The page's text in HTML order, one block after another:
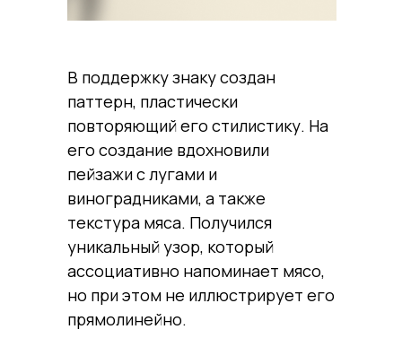
В поддержку знаку создан
паттерн, пластически
повторяющий его стилистику. На
его создание вдохновили
пейзажи с лугами и
виноградниками, а также
текстура мяса. Получился
уникальный узор, который
ассоциативно напоминает мясо,
но при этом не иллюстрирует его
прямолинейно.